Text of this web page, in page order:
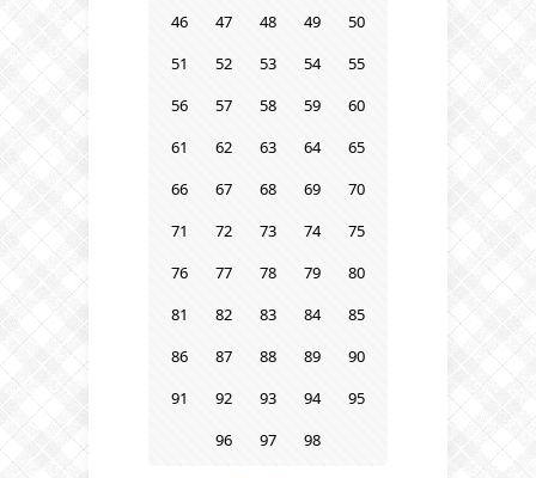
46
47 48 49
50
51
52 53 54
55
56
57 58 59
60
61
62 63 64
65
66
67 68 69
70
71
72 73 74
75
76
77 78 79
80
81
82 83 84
85
86
87 88 89
90
91
92 93 94
95
96
97 98